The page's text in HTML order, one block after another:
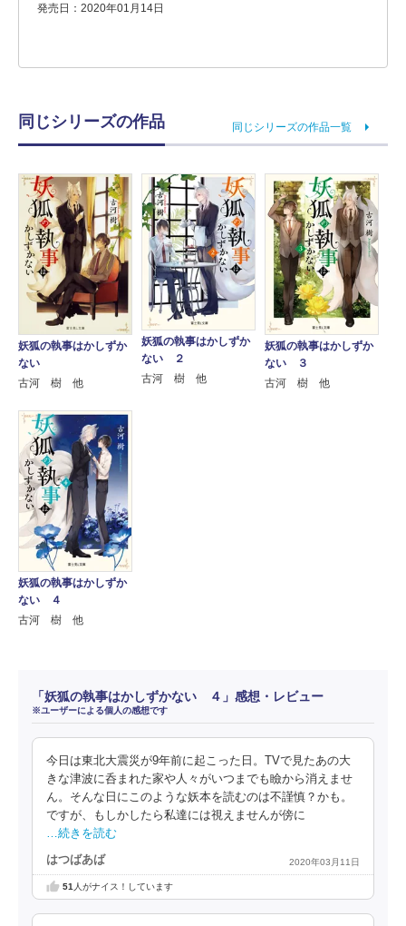
発売日：2020年01月14日
同じシリーズの作品 同じシリーズの作品一覧
妖狐の執事はかしずか
ない
古河 樹 他
妖狐の執事はかしずか
ない ２
古河 樹 他
妖狐の執事はかしずか
ない ３
古河 樹 他
妖狐の執事はかしずか
ない ４
古河 樹 他
「妖狐の執事はかしずかない ４」感想・レビュー
※ユーザーによる個人の感想です
今日は東北大震災が9年前に起こった日。TVで見たあの大
きな津波に呑まれた家や人々がいつまでも瞼から消えませ
ん。そんな日にこのような妖本を読むのは不謹慎？かも。
ですが、もしかしたら私達には視えませんが傍に
…続きを読む
はつばあば 2020年03月11日
51人がナイス！しています